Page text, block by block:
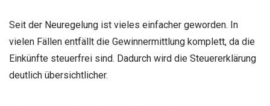
Seit der Neuregelung ist vieles einfacher geworden. In
vielen Fällen entfällt die Gewinnermittlung komplett, da die
Einkünfte steuerfrei sind. Dadurch wird die Steuererklärung
deutlich übersichtlicher.